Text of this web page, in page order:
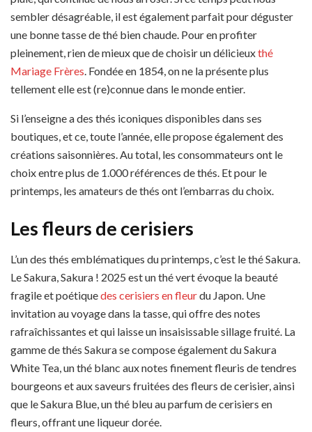
sembler désagréable, il est également parfait pour déguster
une bonne tasse de thé bien chaude. Pour en profiter
pleinement, rien de mieux que de choisir un délicieuxthé
Mariage Frères. Fondée en 1854, on ne la présente plus
tellement elle est (re)connue dans le monde entier.
Si l’enseigne a des thés iconiques disponibles dans ses
boutiques, et ce, toute l’année, elle propose également des
créations saisonnières. Au total, les consommateurs ont le
choix entre plus de 1.000 références de thés. Et pour le
printemps, les amateurs de thés ont l’embarras du choix.
Les fleurs de cerisiers
L’un des thés emblématiques du printemps, c’est le thé Sakura.
Le Sakura, Sakura ! 2025 est un thé vert évoque la beauté
fragile et poétiquedes cerisiers en fleurdu Japon. Une
invitation au voyage dans la tasse, qui offre des notes
rafraîchissantes et qui laisse un insaisissable sillage fruité. La
gamme de thés Sakura se compose également du Sakura
White Tea, un thé blanc aux notes finement fleuris de tendres
bourgeons et aux saveurs fruitées des fleurs de cerisier, ainsi
que le Sakura Blue, un thé bleu au parfum de cerisiers en
fleurs, offrant une liqueur dorée.